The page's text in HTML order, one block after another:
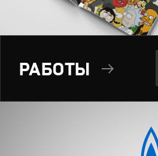
РАБОТЫ